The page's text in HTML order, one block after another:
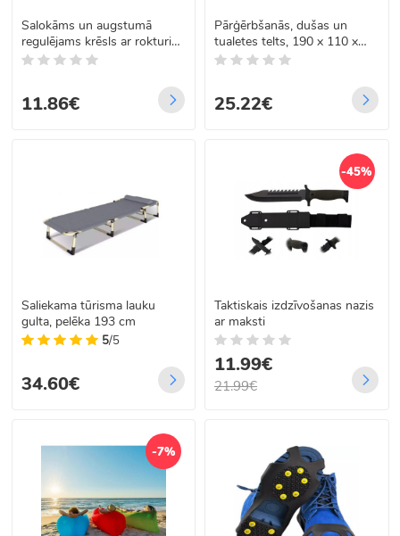
Salokāms un augstumā
regulējams krēsls ar rokturi
transportēšanai, zils
11.86€
Pārģērbšanās, dušas un
tualetes telts, 190 x 110 x
110 cm, Trizand 23492
25.22€
Saliekama tūrisma lauku
gulta, pelēka 193 cm
5/5
34.60€
-45%
Taktiskais izdzīvošanas nazis
ar maksti
11.99€
21.99€
-7%